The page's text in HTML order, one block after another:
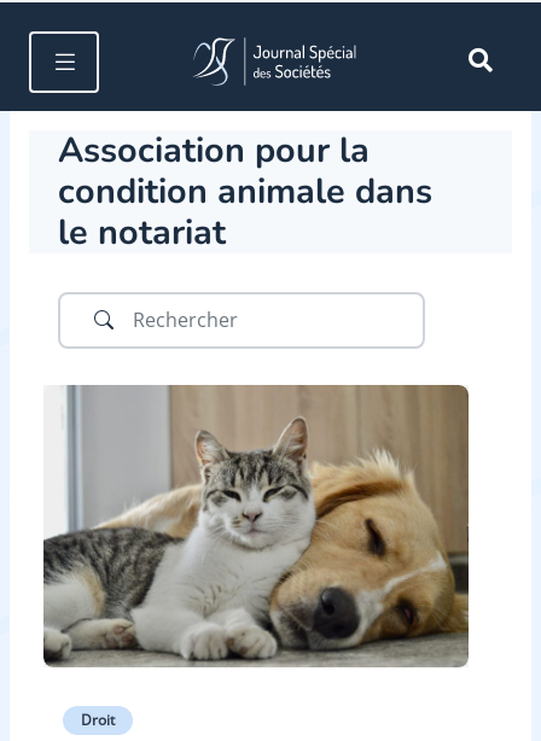
Association pour la
condition animale dans
le notariat
Droit